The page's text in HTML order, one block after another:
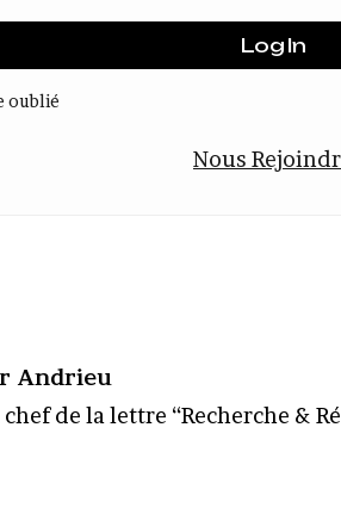
oublié
Nous
Andrieu
de la lettre “Recherche &